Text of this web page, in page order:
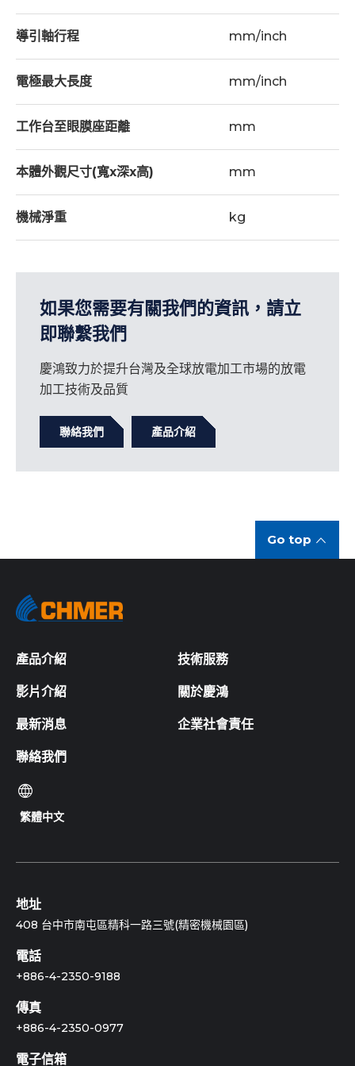
導引軸行程 mm/inch
電極最大長度 mm/inch
工作台至眼膜座距離 mm
本體外觀尺寸(寬x深x高) mm
機械淨重 kg
W軸編碼器 - 1
X、Y、W軸精密級滾珠螺桿 - 1
深度到達停止裝置 - 1
選擇配件
LED工作燈 - 1
單軸旋轉工作台(B軸) - 1
如果您需要有關我們的資訊，請立
即聯繫我們
慶鴻致力於提升台灣及全球放電加工市場的放電
加工技術及品質
聯絡我們 產品介紹
Go top
產品介紹 技術服務
影片介紹 關於慶鴻
最新消息 企業社會責任
聯絡我們
繁體中文
地址
408 台中市南屯區精科一路三號(精密機械園區)
電話
+886-4-2350-9188
傳真
+886-4-2350-0977
電子信箱